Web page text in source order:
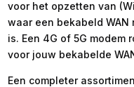
voor het opzetten van
waar een bekabeld
is. Een 4G of 5G
voor jouw bekabelde
Een completer